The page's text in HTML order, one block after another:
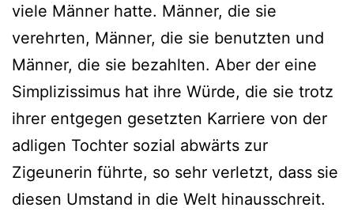
viele Männer hatte. Männer, die sie
verehrten, Männer, die sie benutzten und
Männer, die sie bezahlten. Aber der eine
Simplizissimus hat ihre Würde, die sie trotz
ihrer entgegen gesetzten Karriere von der
adligen Tochter sozial abwärts zur
Zigeunerin führte, so sehr verletzt, dass sie
diesen Umstand in die Welt hinausschreit.